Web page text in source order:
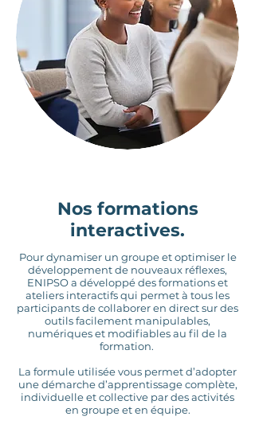
Nos formations
interactives.
Pour dynamiser un groupe et optimiser le
développement de nouveaux réflexes,
ENIPSO a développé des formations et
ateliers interactifs qui permet à tous les
participants de collaborer en direct sur des
outils facilement manipulables,
numériques et modifiables au fil de la
formation.
La formule utilisée vous permet d’adopter
une démarche d’apprentissage complète,
individuelle et collective par des activités
en groupe et en équipe.